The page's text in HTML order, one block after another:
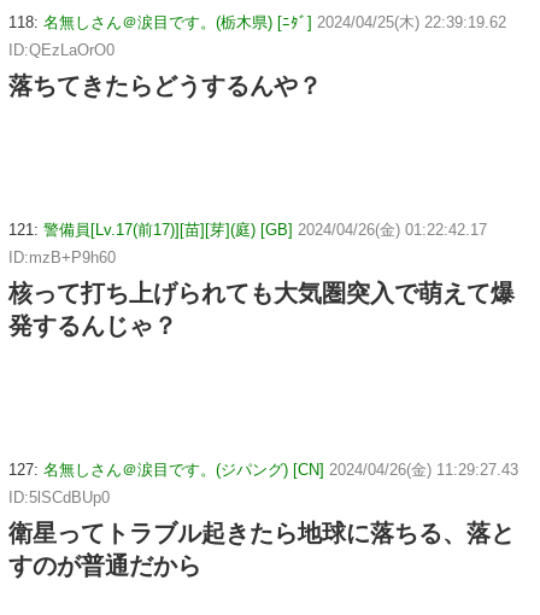
118: 名無しさん＠涙目です。(栃木県) [ﾆﾀﾞ] 2024/04/25(木) 22:39:19.62
ID:QEzLaOrO0
落ちてきたらどうするんや？
121: 警備員[Lv.17(前17)][苗][芽](庭) [GB] 2024/04/26(金) 01:22:42.17
ID:mzB+P9h60
核って打ち上げられても大気圏突入で萌えて爆
発するんじゃ？
127: 名無しさん＠涙目です。(ジパング) [CN] 2024/04/26(金) 11:29:27.43
ID:5lSCdBUp0
衛星ってトラブル起きたら地球に落ちる、落と
すのが普通だから